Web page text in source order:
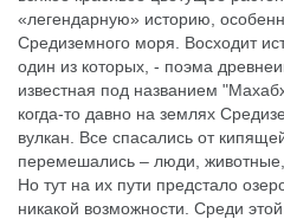
«легендарную» историю,
Средиземного моря. Восходит
один из которых, - поэма
известная под названием
когда-то давно на землях
вулкан. Все спасались от
перемешались – люди,
Но тут на их пути предстало
никакой возможности. Среди